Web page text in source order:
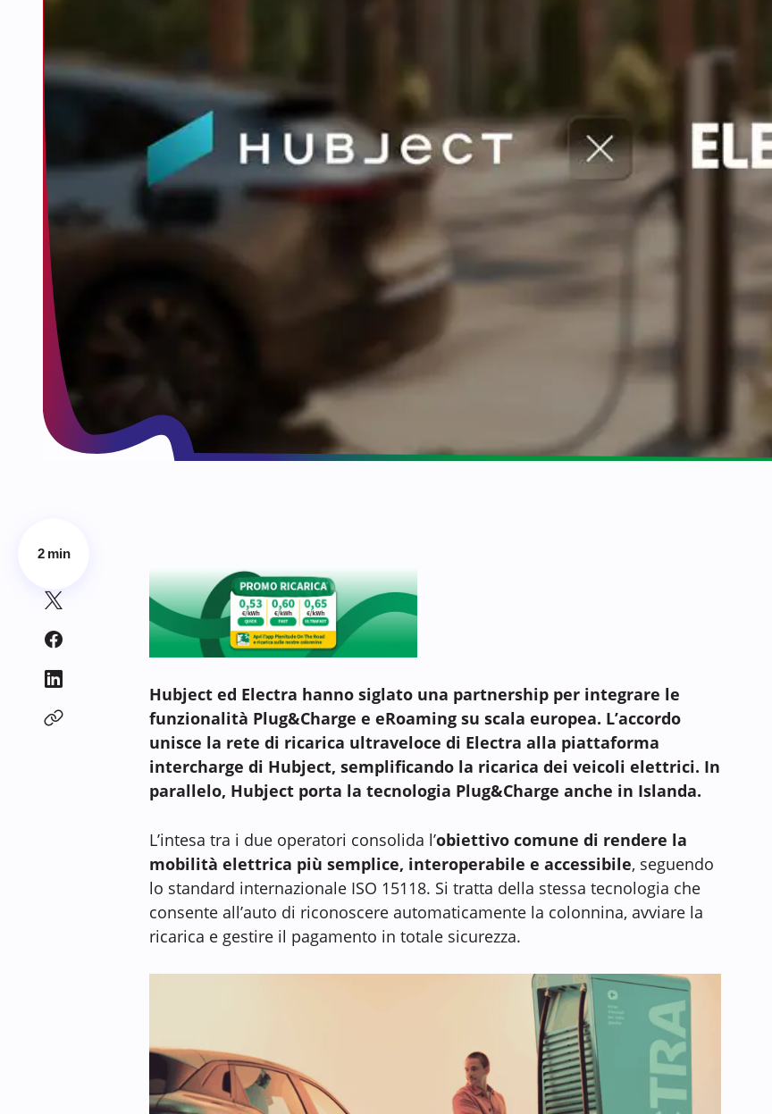
2 min
Hubject ed Electra hanno siglato una partnership per integrare le
funzionalità Plug&Charge e eRoaming su scala europea. L’accordo
unisce la rete di ricarica ultraveloce di Electra alla piattaforma
intercharge di Hubject, semplificando la ricarica dei veicoli elettrici. In
parallelo, Hubject porta la tecnologia Plug&Charge anche in Islanda.
L’intesa tra i due operatori consolida l’obiettivo comune di rendere la
mobilità elettrica più semplice, interoperabile e accessibile, seguendo
lo standard internazionale ISO 15118. Si tratta della stessa tecnologia che
consente all’auto di riconoscere automaticamente la colonnina, avviare la
ricarica e gestire il pagamento in totale sicurezza.